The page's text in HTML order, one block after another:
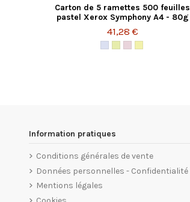
Carton de 5 ramettes 500 feuilles
pastel Xerox Symphony A4 - 80g
41,28 €
Information pratiques
Conditions générales de vente
Données personnelles - Confidentialité
Mentions légales